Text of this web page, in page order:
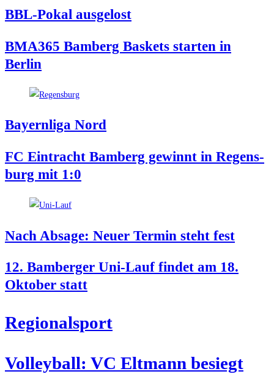
BBL-Pokal aus­ge­lost
BMA365 Bam­berg Bas­kets star­ten in
Berlin
Bay­ern­li­ga Nord
FC Ein­tracht Bam­berg gewinnt in Regens­
burg mit 1:0
Nach Absa­ge: Neu­er Ter­min steht fest
12. Bam­ber­ger Uni-Lauf fin­det am 18.
Okto­ber statt
Regio­nal­sport
Vol­ley­ball: VC Elt­mann besiegt